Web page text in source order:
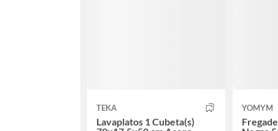
TEKA
Lavaplatos 1 Cubeta(s)
YOMYM